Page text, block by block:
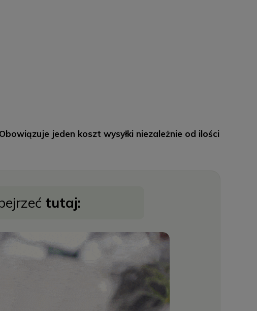
jeden koszt wysyłki niezależnie od ilości
tutaj: